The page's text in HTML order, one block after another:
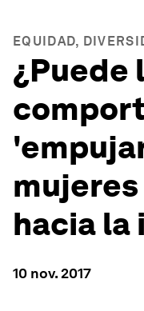
EQUIDAD,
¿Puede
hacia la
10 nov. 2017